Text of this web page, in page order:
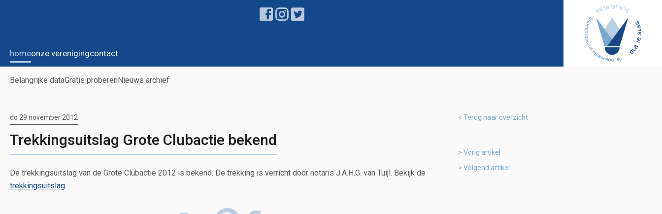
homeonze verenigingcontact
Belangrijke dataGratis proberenNieuws archief
do 29 november 2012
Trekkingsuitslag Grote Clubactie bekend
De trekkingsuitslag van de Grote Clubactie 2012 is bekend. De trekking is verricht door notaris J.A.H.G. van Tuijl. Bekijk de
trekkingsuitslag.
Terug naar overzicht
Vorig artikel
Volgend artikel